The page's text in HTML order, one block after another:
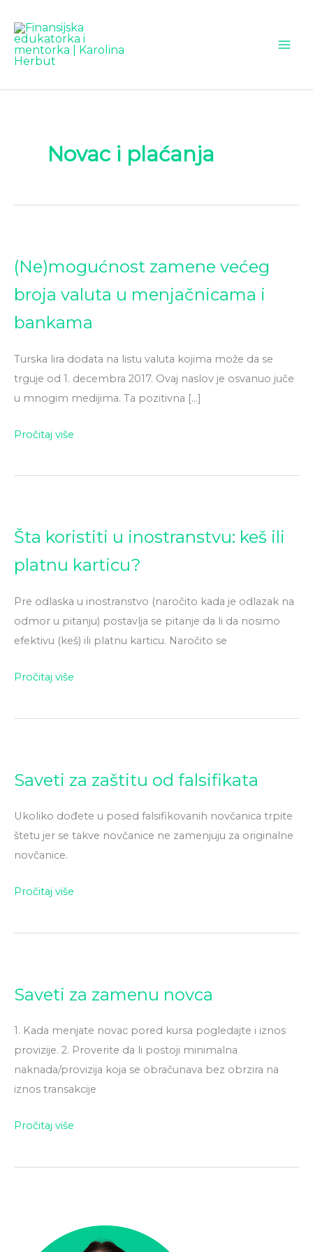
sadržaj
Novac i plaćanja
(Ne)mogućnost zamene većeg
broja valuta u menjačnicama i
bankama
Turska lira dodata na listu valuta kojima može da se
trguje od 1. decembra 2017. Ovaj naslov je osvanuo juče
u mnogim medijima. Ta pozitivna […]
(Ne)mogućnost
većeg
broja
u
menjačnicama
i
Pročitaj više
Šta koristiti u inostranstvu: keš ili
platnu karticu?
Pre odlaska u inostranstvo (naročito kada je odlazak na
odmor u pitanju) postavlja se pitanje da li da nosimo
efektivu (keš) ili platnu karticu. Naročito se
Šta
u
Pročitaj više
Saveti za zaštitu od falsifikata
Ukoliko dođete u posed falsifikovanih novčanica trpite
štetu jer se takve novčanice ne zamenjuju za originalne
novčanice.
Saveti
zaštitu
od
falsifikata
Pročitaj više
Saveti za zamenu novca
1. Kada menjate novac pored kursa pogledajte i iznos
provizije. 2. Proverite da li postoji minimalna
naknada/provizija koja se obračunava bez obrzira na
iznos transakcije
Saveti
zamenu
novca
Pročitaj više